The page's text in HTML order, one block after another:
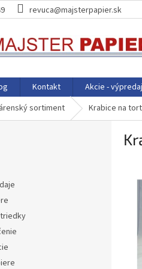
revuca@majsterpapier.sk
Kontakt Akcie -
sortiment Krabice na